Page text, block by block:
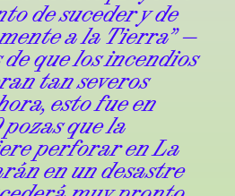
de suceder y de
a la Tierra” —
que los incendios
tan severos
esto fue en
pozas que la
perforar en La
en un desastre